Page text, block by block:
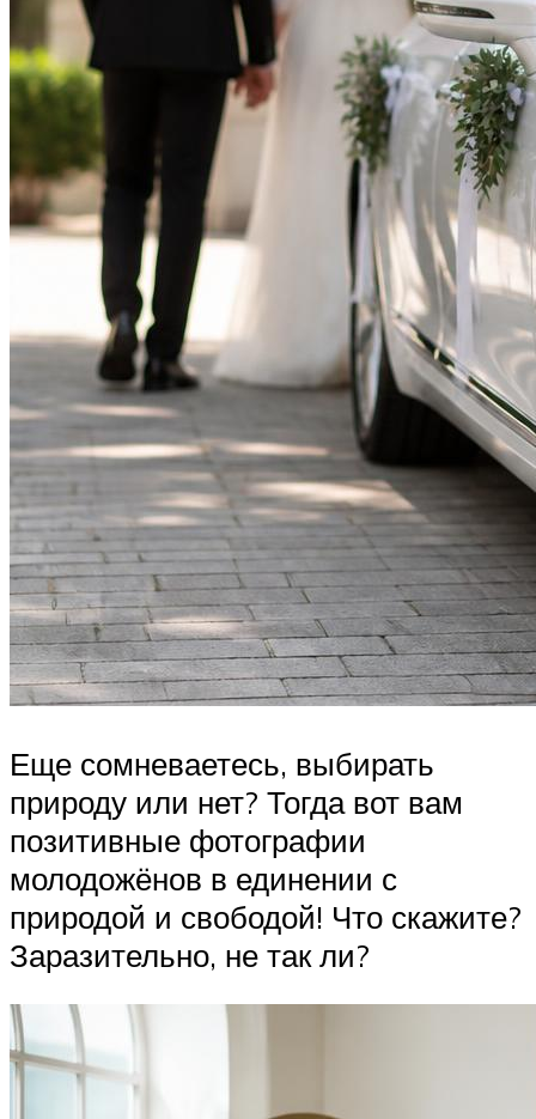
Еще сомневаетесь, выбирать
природу или нет? Тогда вот вам
позитивные фотографии
молодожёнов в единении с
природой и свободой! Что скажите?
Заразительно, не так ли?